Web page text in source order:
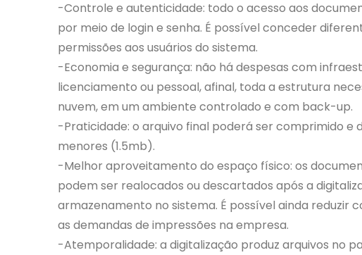
-Controle e autenticidade: todo o acesso aos
por meio de login e senha. É possível conceder
permissões aos usuários do sistema.
-Economia e segurança: não há despesas com
licenciamento ou pessoal, afinal, toda a estrutura
nuvem, em um ambiente controlado e com back-up.
-Praticidade: o arquivo final poderá ser comprimido e
menores (1.5mb).
-Melhor aproveitamento do espaço físico: os
podem ser realocados ou descartados após a
armazenamento no sistema. É possível ainda reduzir
as demandas de impressões na empresa.
-Atemporalidade: a digitalização produz arquivos no